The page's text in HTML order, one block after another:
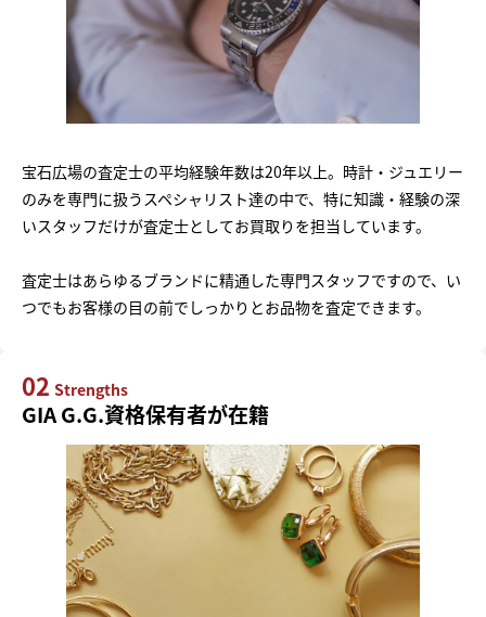
宝石広場の査定士の平均経験年数は20年以上。時計・ジュエリー
のみを専門に扱うスペシャリスト達の中で、特に知識・経験の深
いスタッフだけが査定士としてお買取りを担当しています。
査定士はあらゆるブランドに精通した専門スタッフですので、い
つでもお客様の目の前でしっかりとお品物を査定できます。
02 Strengths
GIA G.G.資格保有者が在籍